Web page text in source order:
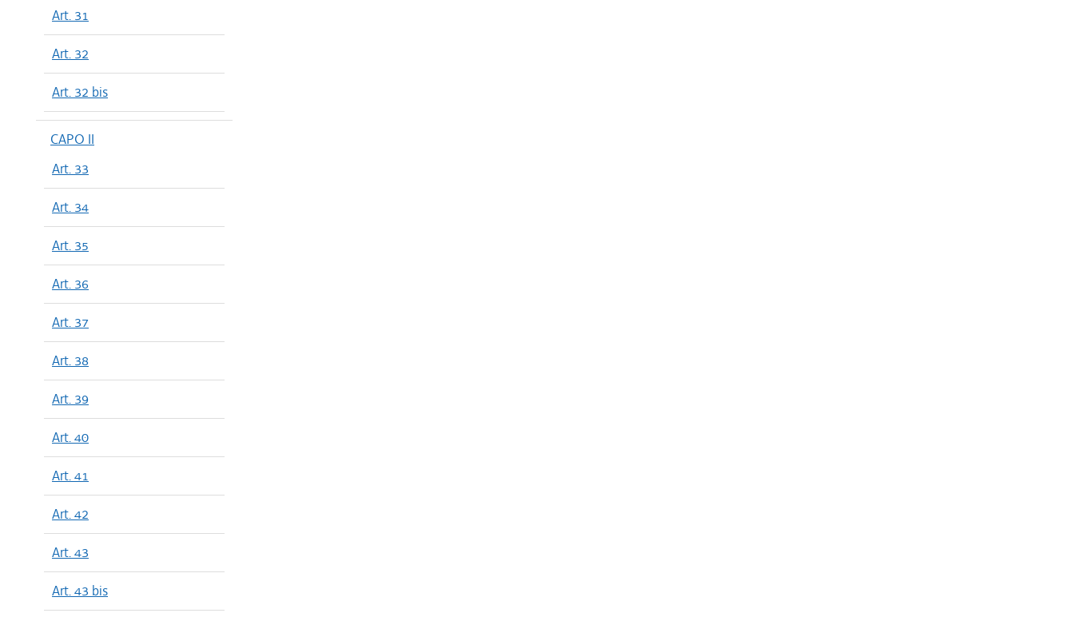
Art. 31
Art. 32
Art. 32 bis
CAPO II
Art. 33
Art. 34
Art. 35
Art. 36
Art. 37
Art. 38
Art. 39
Art. 40
Art. 41
Art. 42
Art. 43
Art. 43 bis